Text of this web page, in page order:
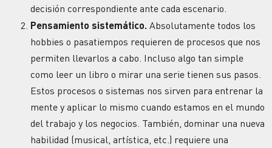
decisión correspondiente ante cada escenario.
Pensamiento sistemático. Absolutamente todos los
hobbies o pasatiempos requieren de procesos que nos
permiten llevarlos a cabo. Incluso algo tan simple
como leer un libro o mirar una serie tienen sus pasos.
Estos procesos o sistemas nos sirven para entrenar la
mente y aplicar lo mismo cuando estamos en el mundo
del trabajo y los negocios. También, dominar una nueva
habilidad (musical, artística, etc.) requiere una